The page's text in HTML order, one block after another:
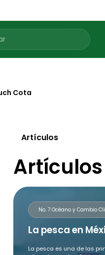
Cota
Artículos
No. 7 Océano y Cambio
La pesca en
La pesca es una de las